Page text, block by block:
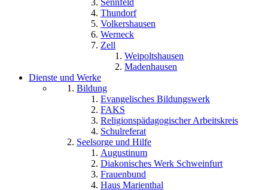
Sennfeld
Thundorf
Volkershausen
Werneck
Zell
Weipoltshausen
Madenhausen
Dienste und Werke
Bildung
Evangelisches Bildungswerk
FAKS
Religionspädagogischer Arbeitskreis
Schulreferat
Seelsorge und Hilfe
Augustinum
Diakonisches Werk Schweinfurt
Frauenbund
Haus Marienthal